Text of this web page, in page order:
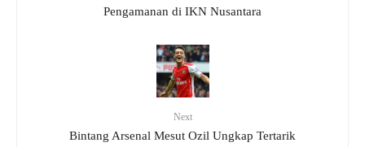
Pengamanan di IKN Nusantara
Next
Bintang Arsenal Mesut Ozil Ungkap Tertarik